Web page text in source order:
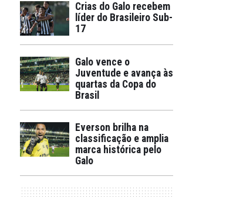
Crias do Galo recebem
líder do Brasileiro Sub-
17
Galo vence o
Juventude e avança às
quartas da Copa do
Brasil
Everson brilha na
classificação e amplia
marca histórica pelo
Galo